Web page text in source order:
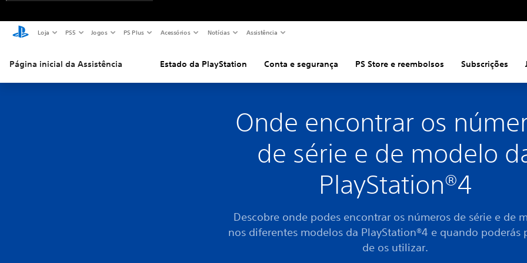
Loja PS5 Jogos PS Plus Acessórios Notícias Assistência
Página inicial da Assistência Estado da PlayStation Conta e segurança PS Store e reembolsos Subscrições
Onde encontrar os
de série e de modelo
PlayStation®4
Descobre onde podes encontrar os números de série e de
nos diferentes modelos da PlayStation®4 e quando poderás
de os utilizar.